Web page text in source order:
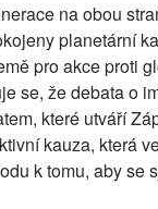
na obou
planetární
pro akce proti
se, že debata o
které utváří
kauza, která
k tomu, aby se